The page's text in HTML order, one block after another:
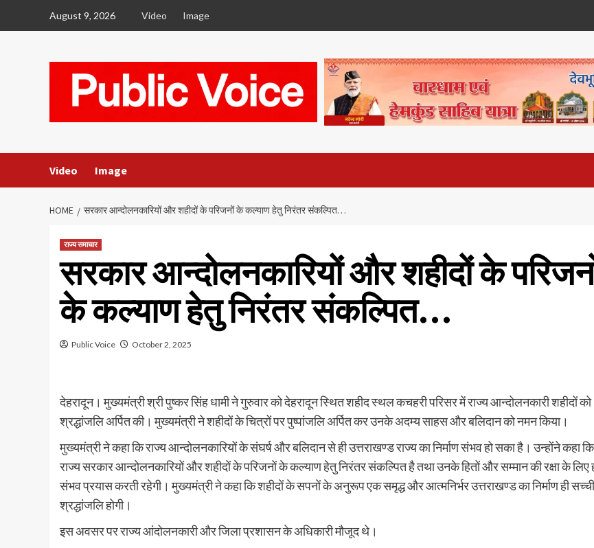
August 9, 2026 Video Image
Video Image
HOME सरकार आन्दोलनकारियों और शहीदों के परिजनों के कल्याण हेतु निरंतर संकल्पित…
राज्य समाचार
सरकार आन्दोलनकारियों और शहीदों के
के कल्याण हेतु निरंतर संकल्पित…
Public Voice October 2, 2025
देहरादून। मुख्यमंत्री श्री पुष्कर सिंह धामी ने गुरुवार को देहरादून स्थित शहीद स्थल कचहरी परिसर में राज्य आन्दोलनकारी शहीदों को
श्रद्धांजलि अर्पित की। मुख्यमंत्री ने शहीदों के चित्रों पर पुष्पांजलि अर्पित कर उनके अदम्य साहस और बलिदान को नमन किया।
मुख्यमंत्री ने कहा कि राज्य आन्दोलनकारियों के संघर्ष और बलिदान से ही उत्तराखण्ड राज्य का निर्माण संभव हो सका है। उन्होंने कहा कि
राज्य सरकार आन्दोलनकारियों और शहीदों के परिजनों के कल्याण हेतु निरंतर संकल्पित है तथा उनके हितों और सम्मान की रक्षा के लिए
संभव प्रयास करती रहेगी। मुख्यमंत्री ने कहा कि शहीदों के सपनों के अनुरूप एक समृद्ध और आत्मनिर्भर उत्तराखण्ड का निर्माण ही सच्ची
श्रद्धांजलि होगी।
इस अवसर पर राज्य आंदोलनकारी और जिला प्रशासन के अधिकारी मौजूद थे।